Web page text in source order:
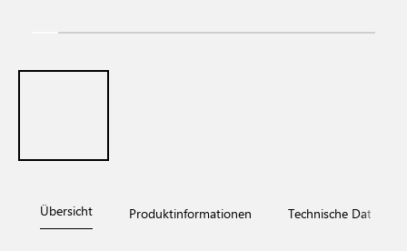
Übersicht Produktinformationen Technische Daten